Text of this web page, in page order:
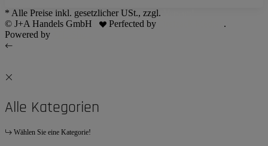
* Alle Preise inkl. gesetzlicher USt., zzgl.
© J+A Handels GmbH
Perfected by
.
Powered by
Alle Kategorien
Wählen Sie eine Kategorie!